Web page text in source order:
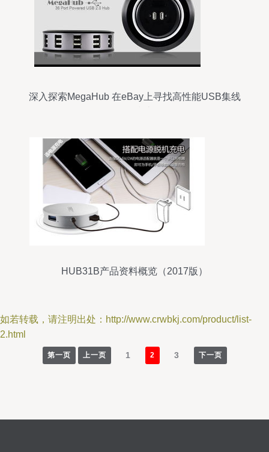
深入探索MegaHub 在eBay上寻找高性能USB集线
HUB31B产品资料概览（2017版）
如若转载，请注明出处：http://www.crwbkj.com/product/list-
2.html
第一页 上一页 1 2 3 下一页